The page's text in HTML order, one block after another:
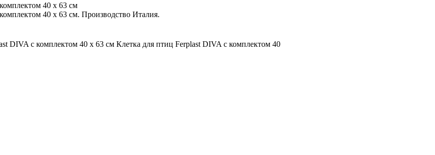
40 x 63 см
40 x 63 см. Производство Италия.
DIVA с комплектом 40 x 63 см Клетка для птиц Ferplast DIVA с комплектом 40